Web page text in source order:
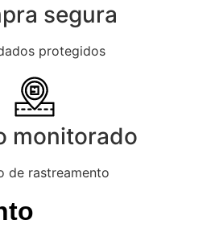
segura
protegidos
monitorado
de rastreamento